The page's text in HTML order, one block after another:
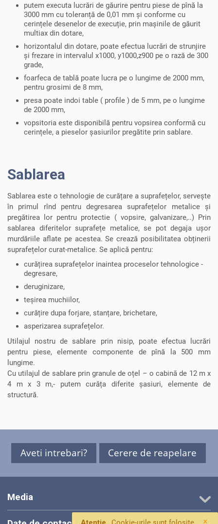
×
putem executa lucrări de găurire pentru piese de pînă la
3000 mm cu toleranță de 0,01 mm și conforme cu
cerințele desenelor de execuție, prin mașinile de găurit
multiax din dotare,
horizontalul din dotare, poate efectua lucrări de strunjire
și frezare in intervalul x1000, y1000,z900 pe o rază de 300
grade,
foarfeca de tablă poate lucra pe o lungime de 2000 mm,
pentru grosimi de 8 mm,
presa poate indoi table ( profile ) de 5 mm, pe o lungime
de 2000 mm,
vopsitoria este disponibilă pentru vopsirea conformă cu
cerințele, a pieselor șasiurilor pregătite prin sablare.
Sablarea
Sablarea este o tehnologie de curățare a suprafețelor, servește
în primul rînd pentru degresarea suprafețelor metalice și
pregătirea lor pentru protectie ( vopsire, galvanizare,..) Prin
sablarea diferitelor suprafețe metalice, se pot degaja ușor
murdăriile aflate pe acestea. Se crează posibilitatea obținerii
suprafețelor curat-metalice. Se aplică pentru:
curățirea suprafețelor inaintea proceselor tehnologice -
degresare,
deruginizare,
teșirea muchiilor,
curățire dupa forjare, stanțare, brichetare,
asperizarea suprafețelor.
Utilajul nostru de sablare prin nisip, poate efectua lucrări
pentru piese, elemente componente de pînă la 500 mm
lungime.
Cu utilajul de sablare prin granule de oțel – o cabină de 12 m x
4 m x 3 m,- putem curăța diferite șasiuri, elemente de
structură.
Aveti intrebari? Cerere de reapelare
Media